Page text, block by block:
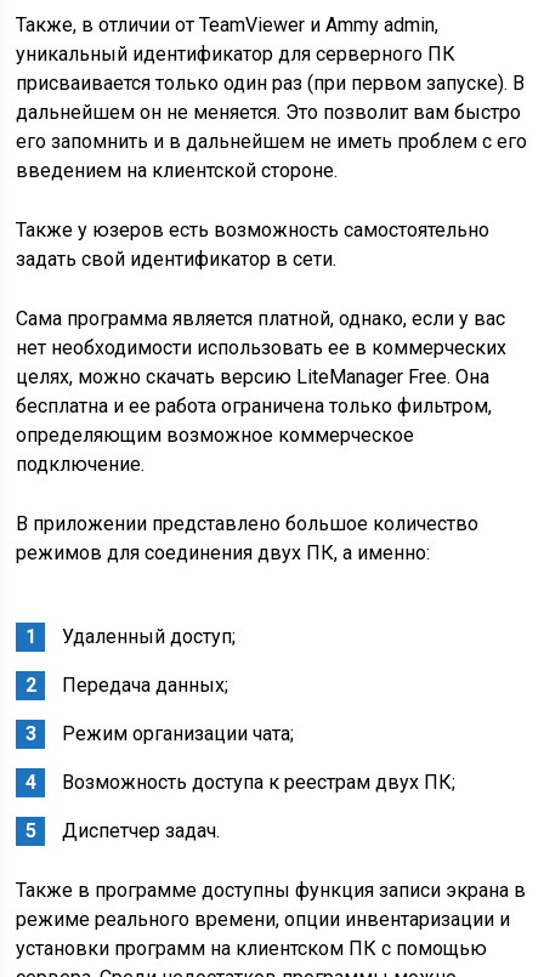
Также, в отличии от TeamViewer и Ammy admin,
уникальный идентификатор для серверного ПК
присваивается только один раз (при первом запуске). В
дальнейшем он не меняется. Это позволит вам быстро
его запомнить и в дальнейшем не иметь проблем с его
введением на клиентской стороне.
Также у юзеров есть возможность самостоятельно
задать свой идентификатор в сети.
Сама программа является платной, однако, если у вас
нет необходимости использовать ее в коммерческих
целях, можно скачать версию LiteManager Free. Она
бесплатна и ее работа ограничена только фильтром,
определяющим возможное коммерческое
подключение.
В приложении представлено большое количество
режимов для соединения двух ПК, а именно:
Удаленный доступ;
Передача данных;
Режим организации чата;
Возможность доступа к реестрам двух ПК;
Диспетчер задач.
Также в программе доступны функция записи экрана в
режиме реального времени, опции инвентаризации и
установки программ на клиентском ПК с помощью